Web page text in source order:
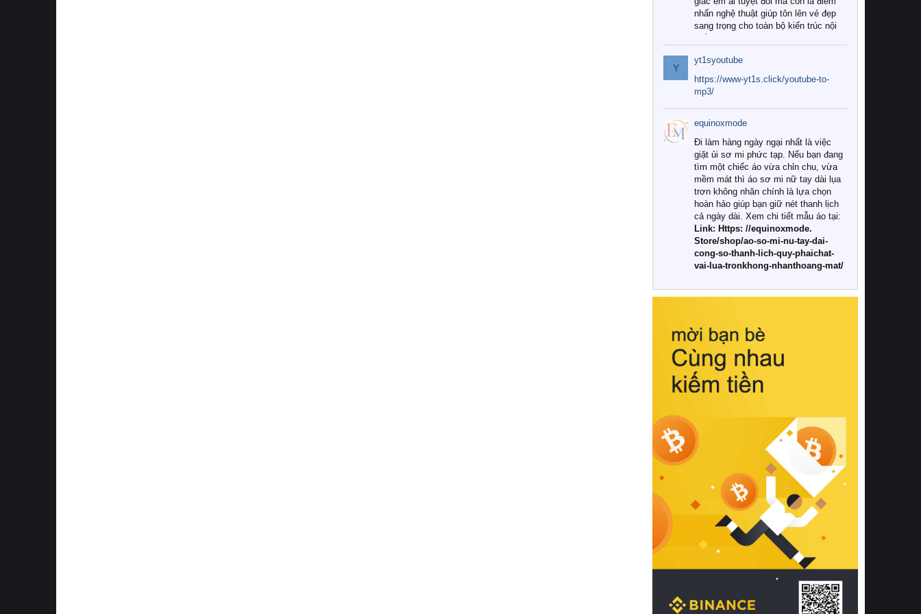
nhấn nghệ thuật giúp tôn lên vẻ đẹp
sang trọng cho toàn bộ kiến trúc nội
Tuy nhiên, giữa thị trường đa dạng
với vô vàn thương hiệu và mẫu mã
như hiện nay, làm thế nào để chọn
được những bộ chăn ga gối đệm cao
cấp thực sự chất lượng, phù hợp với
khí hậu và nhu cầu sử dụng của gia
đình? Hãy cùng chúng tôi đi tìm lời
giải đáp chi tiết qua bài viết dưới đây.
1. Tại sao các gia đình hiện đại lại ưa
chuộng chăn ga gối đệm cao cấp?
Khác với các dòng sản phẩm thông
thường, những bộ chăn ga gối đệm
cao cấp trải qua quy trình sản xuất
nghiêm ngặt từ khâu chọn lọc nguyên
liệu tự nhiên đến công nghệ dệt
nhuộm hiện đại không chứa hóa chất
này, bạn sẽ cảm nhận rõ rệt sự khác
hồi chuẩn xác của phần đệm nâng đỡ
cột sống.
Bên cạnh đó, việc lựa chọn các dòng
sản phẩm đạt chuẩn chất lượng quốc
tế còn giúp ngăn ngừa tình trạng kích
khuẩn và nấm mốc trong điều kiện
thời tiết nóng ẩm. Bạn có thể tìm hiểu
thêm các nghiên cứu khoa học về tác
động của giấc ngủ và môi trường
phòng ngủ đối với sức khỏe con
người tại Sleep Foundation (External
Link) để có cái nhìn toàn diện hơn.
2. Các tiêu chí vàng khi lựa chọn
chăn ga gối đệm cao cấp cho phòng
ngủ
Để sở hữu một bộ chăn ga gối đệm
cao cấp hoàn hảo cả về thẩm mỹ lẫn
công năng, người tiêu dùng cần cân
nhắc kỹ lưỡng các tiêu chí quan trọng
Y
yt1syoutube
https://www-yt1s.click/youtube-to-
mp3/
equinoxmode
Đi làm hàng ngày ngại nhất là việc
giặt ủi sơ mi phức tạp. Nếu bạn đang
tìm một chiếc áo vừa chỉn chu, vừa
mềm mát thì áo sơ mi nữ tay dài lụa
trơn không nhăn chính là lựa chọn
hoàn hảo giúp bạn giữ nét thanh lịch
cả ngày dài. Xem chi tiết mẫu áo tại:
Link: Https: //equinoxmode.
Store/shop/ao-so-mi-nu-tay-dai-
cong-so-thanh-lich-quy-phaichat-
vai-lua-tronkhong-nhanthoang-mat/